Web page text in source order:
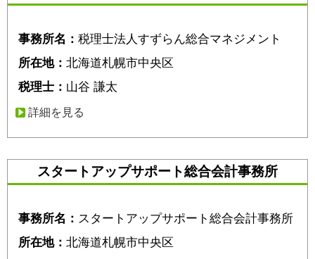
事務所名： 税理士法人すずらん総合マネジメント
所在地： 北海道札幌市中央区
税理士： 山谷 謙太
詳細を見る
スタートアップサポート総合会計事務所
事務所名： スタートアップサポート総合会計事務所
所在地： 北海道札幌市中央区